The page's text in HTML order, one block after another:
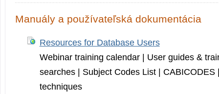
Manuály a používateľská dokumentácia
Resources for Database Users
Webinar training calendar | User guides &
searches | Subject Codes List | CABICODES
techniques